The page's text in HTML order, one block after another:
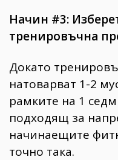
Начин #3:
тренировъчна
Докато
натоварват 1-2
рамките на 1
подходящ за
начинаещите
точно така.